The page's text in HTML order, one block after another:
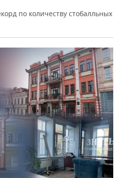
по количеству стобалльных